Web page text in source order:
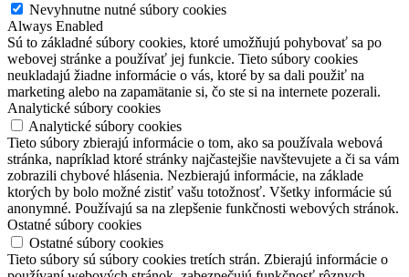
Nevyhnutne nutné súbory cookies
Always Enabled
Sú to základné súbory cookies, ktoré umožňujú pohybovať sa po
webovej stránke a používať jej funkcie. Tieto súbory cookies
neukladajú žiadne informácie o vás, ktoré by sa dali použiť na
marketing alebo na zapamätanie si, čo ste si na internete pozerali.
Analytické súbory cookies
Analytické súbory cookies
Tieto súbory zbierajú informácie o tom, ako sa používala webová
stránka, napríklad ktoré stránky najčastejšie navštevujete a či sa vám
zobrazili chybové hlásenia. Nezbierajú informácie, na základe
ktorých by bolo možné zistiť vašu totožnosť. Všetky informácie sú
anonymné. Používajú sa na zlepšenie funkčnosti webových stránok.
Ostatné súbory cookies
Ostatné súbory cookies
Tieto súbory sú súbory cookies tretích strán. Zbierajú informácie o